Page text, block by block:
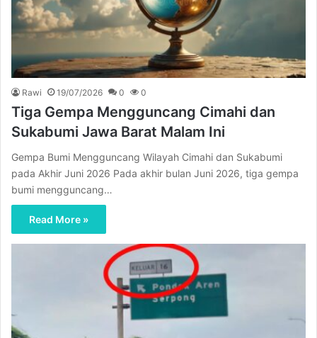
Rawi 19/07/2026 0 0
Tiga Gempa Mengguncang Cimahi dan
Sukabumi Jawa Barat Malam Ini
Gempa Bumi Mengguncang Wilayah Cimahi dan Sukabumi
pada Akhir Juni 2026 Pada akhir bulan Juni 2026, tiga gempa
bumi mengguncang…
Read More »